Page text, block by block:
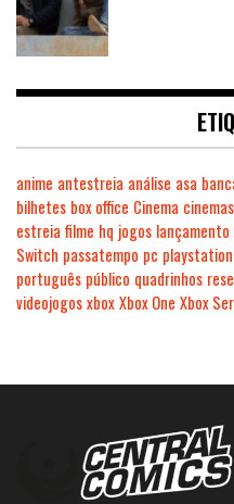
anime antestreia análise asa
bilhetes box office Cinema cinemas
estreia filme hq jogos lançamento
Switch passatempo pc playstation
português público quadrinhos
videojogosxboxXbox One Xbox